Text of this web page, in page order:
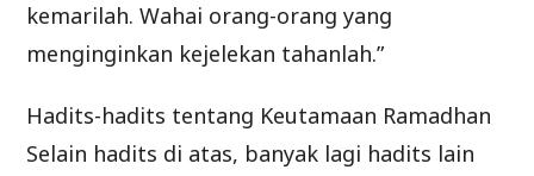
kemarilah. Wahai orang-orang yang
menginginkan kejelekan tahanlah.”
Hadits-hadits tentang Keutamaan Ramadhan
Selain hadits di atas, banyak lagi hadits lain